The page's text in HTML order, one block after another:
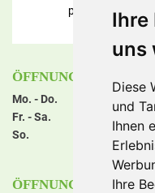
Ihre
uns
Diese
und
Ihnen
Ihre
prüfen Sie die
ÖFFNUNGSZEITEN
Mo. - Do.
11:00 - 22:00 Uhr
Fr. - Sa.
11:00 - 23:00
So.
14:00 - 22:00
NEU: jeden
ÖFFNUNGSZEITEN